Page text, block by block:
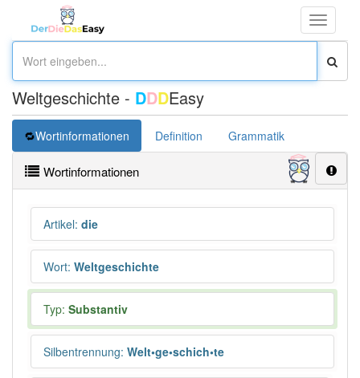
Toggle
Weltgeschichte - DDDEasy
Wortinformationen Definition Grammatik
Wortinformationen
Artikel: die
Wort: Weltgeschichte
Typ: Substantiv
Silbentrennung: Welt•ge•schich•te